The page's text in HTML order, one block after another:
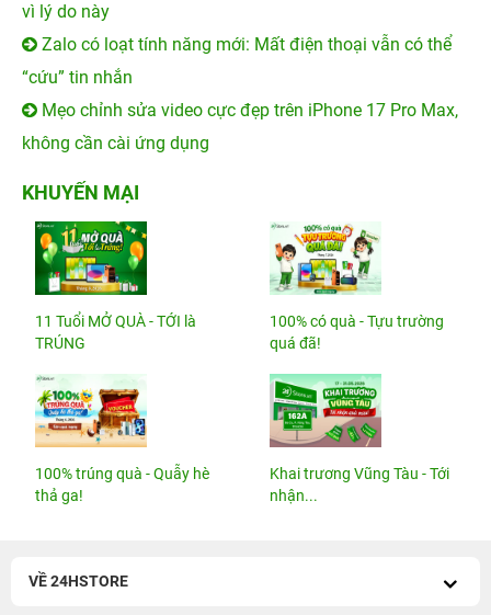
vì lý do này
Zalo có loạt tính năng mới: Mất điện thoại vẫn có thể
“cứu” tin nhắn
Mẹo chỉnh sửa video cực đẹp trên iPhone 17 Pro Max,
không cần cài ứng dụng
KHUYẾN MẠI
11 Tuổi MỞ QUÀ - TỚI là
TRÚNG
100% có quà - Tựu trường
quá đã!
100% trúng quà - Quẫy hè
thả ga!
Khai trương Vũng Tàu - Tới
nhận...
VỀ 24HSTORE